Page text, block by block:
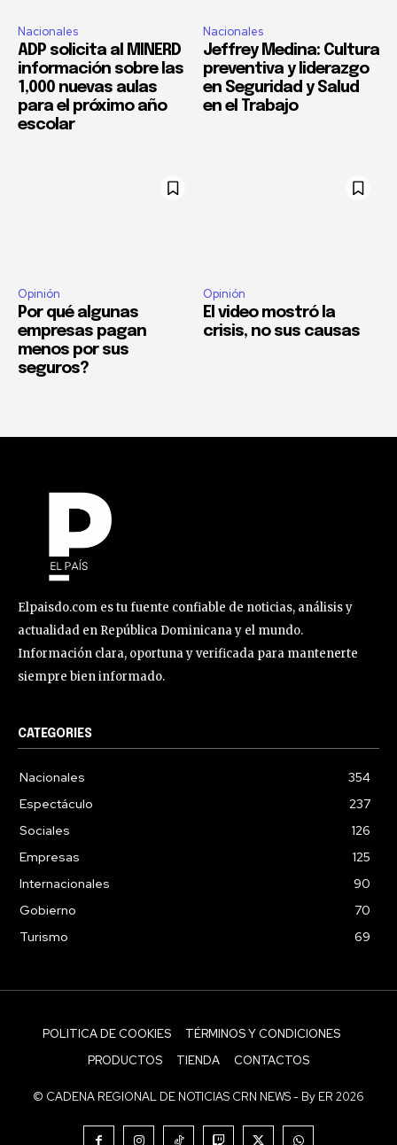
Nacionales
ADP solicita al MINERD
información sobre las
1,000 nuevas aulas
para el próximo año
escolar
Nacionales
Jeffrey Medina: Cultura
preventiva y liderazgo
en Seguridad y Salud
en el Trabajo
Opinión
Por qué algunas
empresas pagan
menos por sus
seguros?
Opinión
El video mostró la
crisis, no sus causas
Elpaisdo.com es tu fuente confiable de noticias, análisis y
actualidad en República Dominicana y el mundo.
Información clara, oportuna y verificada para mantenerte
siempre bien informado.
CATEGORIES
Nacionales
354
Espectáculo
237
Sociales
126
Empresas
125
Internacionales
90
Gobierno
70
Turismo
69
POLITICA DE COOKIES
TÉRMINOS Y CONDICIONES
PRODUCTOS
TIENDA CONTACTOS
© CADENA REGIONAL DE NOTICIAS CRN NEWS - By ER 2026